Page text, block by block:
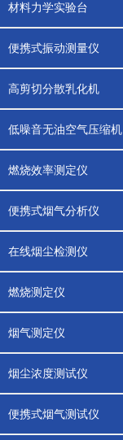
材料力学实验台
便携式振动测量仪
高剪切分散乳化机
低噪音无油空气压缩机
燃烧效率测定仪
便携式烟气分析仪
在线烟尘检测仪
燃烧测定仪
烟气测定仪
烟尘浓度测试仪
便携式烟气测试仪